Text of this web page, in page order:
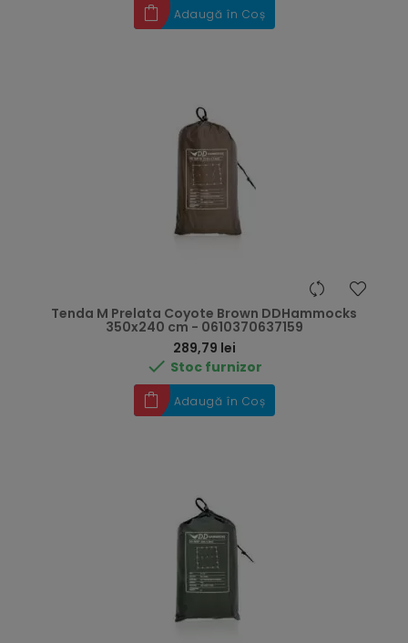
Adaugă în Coș
Tenda M Prelata Coyote Brown DDHammocks
350x240 cm - 0610370637159
289,79 lei
 Stoc furnizor
Adaugă în Coș